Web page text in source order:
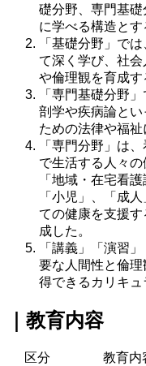
礎分野、専門基
に学べる構造とす
「基礎分野」で
て深く学び、社
や倫理観を育成す
「専門基礎分野
剖学や疾病論と
ための法律や福祉
「専門分野」は
で生活する人々
「地域・在宅看
「小児」、「成
ての健康を支援
成した。
「講義」「演習
要な人間性と倫
得できるカリキュ
｜教育内容
区分 教育内